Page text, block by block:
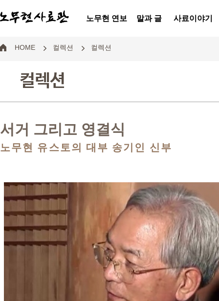
노무현 연보 말과 글 사료이야기
HOME 컬렉션 컬렉션
컬렉션
서거 그리고 영결식
노무현 유스토의 대부 송기인 신부